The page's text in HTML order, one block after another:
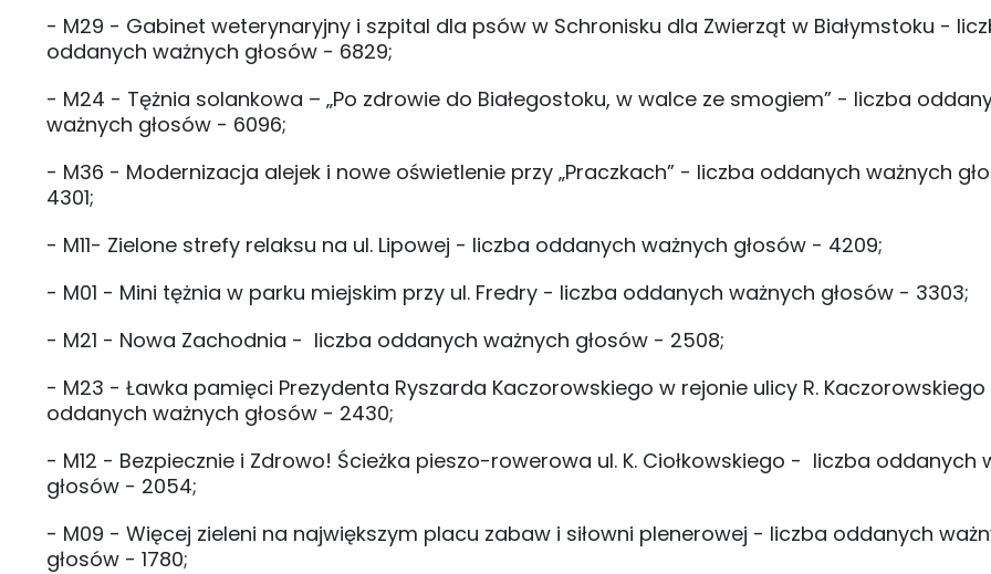
- M29 - Gabinet weterynaryjny i szpital dla psów w Schronisku dla Zwierząt w Białymstoku -
oddanych ważnych głosów - 6829;
- M24 - Tężnia solankowa – „Po zdrowie do Białegostoku, w walce ze smogiem” - liczba
ważnych głosów - 6096;
- M36 - Modernizacja alejek i nowe oświetlenie przy „Praczkach” - liczba oddanych ważnych
4301;
- M11- Zielone strefy relaksu na ul. Lipowej - liczba oddanych ważnych głosów - 4209;
- M01 - Mini tężnia w parku miejskim przy ul. Fredry - liczba oddanych ważnych głosów - 3303;
- M21 - Nowa Zachodnia - liczba oddanych ważnych głosów - 2508;
- M23 - Ławka pamięci Prezydenta Ryszarda Kaczorowskiego w rejonie ulicy R.
oddanych ważnych głosów - 2430;
- M12 - Bezpiecznie i Zdrowo! Ścieżka pieszo-rowerowa ul. K. Ciołkowskiego - liczba oddanych
głosów - 2054;
- M09 - Więcej zieleni na największym placu zabaw i siłowni plenerowej - liczba oddanych
głosów - 1780;